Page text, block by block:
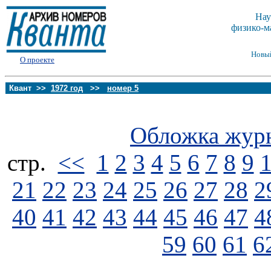
О проекте
физико-
Квант >> 1972 год >> номер 5
Обложка
стp. << 1 2 3 4 5 6 7 8 9
21 22 23 24 25 26 27 28
40 41 42 43 44 45 46 47
59 60 61